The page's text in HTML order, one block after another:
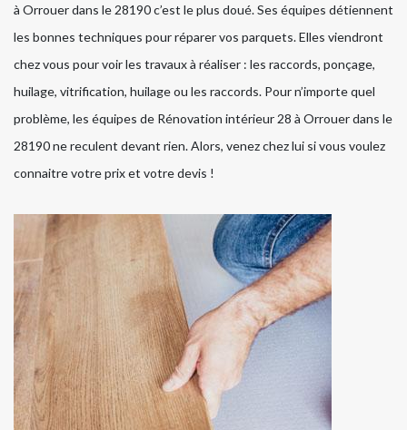
à Orrouer dans le 28190 c’est le plus doué. Ses équipes détiennent
les bonnes techniques pour réparer vos parquets. Elles viendront
chez vous pour voir les travaux à réaliser : les raccords, ponçage,
huilage, vitrification, huilage ou les raccords. Pour n’importe quel
problème, les équipes de Rénovation intérieur 28 à Orrouer dans le
28190 ne reculent devant rien. Alors, venez chez lui si vous voulez
connaitre votre prix et votre devis !